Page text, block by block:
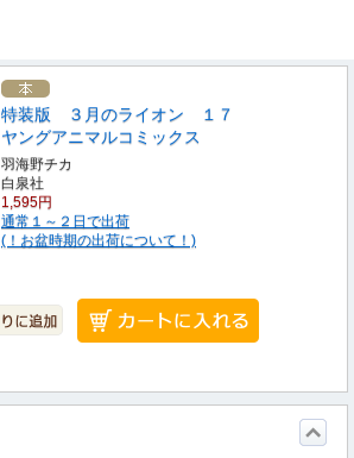
特装版 ３月のライオン １７
ヤングアニマルコミックス
羽海野チカ
白泉社
1,595円
通常１～２日で出荷
(！お盆時期の出荷について！)